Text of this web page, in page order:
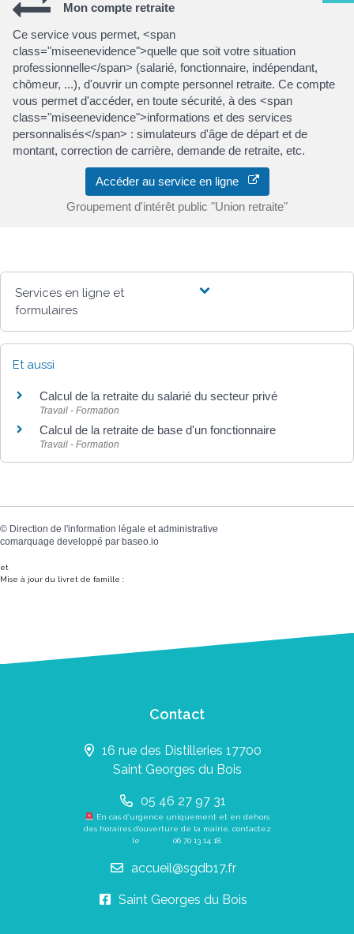
Mon compte retraite
Ce service vous permet, <span
class="miseenevidence">quelle que soit votre situation
professionnelle</span> (salarié, fonctionnaire, indépendant,
chômeur, ...), d'ouvrir un compte personnel retraite. Ce compte
vous permet d'accéder, en toute sécurité, à des <span
class="miseenevidence">informations et des services
personnalisés</span> : simulateurs d'âge de départ et de
montant, correction de carrière, demande de retraite, etc.
Accéder au service en ligne
Groupement d'intérêt public "Union retraite"
Services en ligne et
formulaires
Et aussi
Calcul de la retraite du salarié du secteur privé
Travail - Formation
Calcul de la retraite de base d'un fonctionnaire
Travail - Formation
© Direction de l'information légale et administrative
comarquage developpé par baseo.io
et
Mise à jour du livret de famille :
Contact
16 rue des Distilleries 17700
Saint Georges du Bois
05 46 27 97 31
En cas d’urgence uniquement et en dehors
des horaires d’ouverture de la mairie, contactez
le 06 70 13 14 18
accueil@sgdb17.fr
Saint Georges du Bois